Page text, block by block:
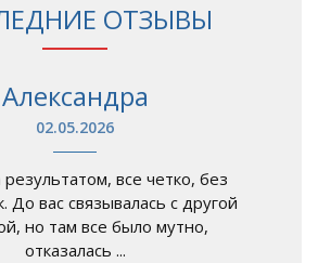
ОТЗЫВЫ
Александра
02.05.2026
все четко, без
До вас связывалась с другой
но там все было мутно,
отказалась ...